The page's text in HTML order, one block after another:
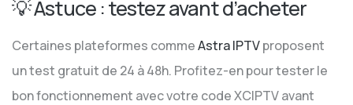
💡 Astuce : testez avant d’acheter
Certaines plateformes commeAstra IPTVproposent
un test gratuit de 24 à 48h. Profitez-en pour tester le
bon fonctionnement avec votre code XCIPTV avant